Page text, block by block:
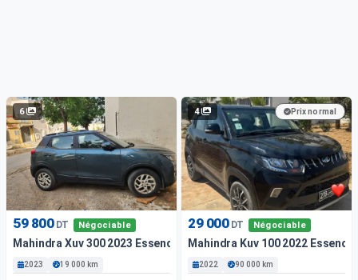
6
59 800 DT Négociable
Mahindra Xuv 300 2023 Essence
2023 19 000 km
4 Prix normal
29 000 DT Négociable
Mahindra Kuv 100 2022 Essence
2022 90 000 km